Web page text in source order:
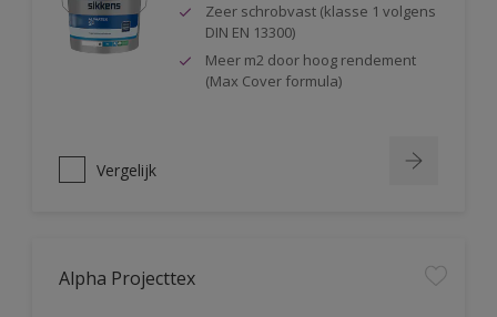
Zeer schrobvast (klasse 1 volgens
DIN EN 13300)
Meer m2 door hoog rendement
(Max Cover formula)
Vergelijk
Alpha Projecttex